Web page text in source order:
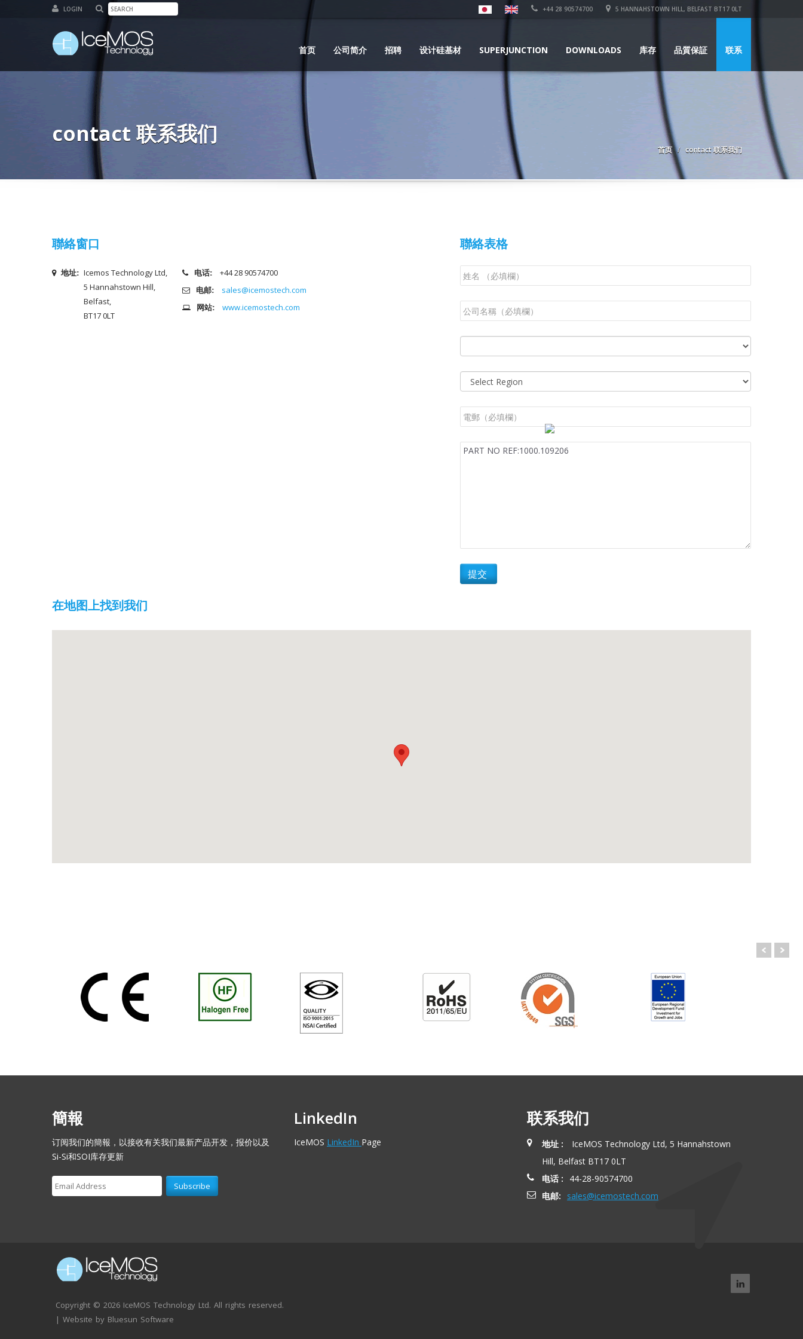
LOGIN +44 28 90574700 5 HANNAHSTOWN HILL, BELFAST BT17 0LT
首页 公司简介 招聘 设计硅基材 SUPERJUNCTION DOWNLOADS 库存 品質保証 联系
contact 联系我们
首页 contact 联系我们
聯絡窗口
地址: Icemos Technology Ltd,
5 Hannahstown Hill,
Belfast,
BT17 0LT
电话:
+44 28 90574700
电邮:
sales@icemostech.com
网站:
www.icemostech.com
聯絡表格
在地图上找到我们
簡報
订阅我们的簡報，以接收有关我们最新产品开发，报价以及
Si-Si和SOI库存更新
LinkedIn
IceMOS LinkedIn Page
联系我们
地址 :
IceMOS Technology Ltd, 5 Hannahstown
Hill, Belfast BT17 0LT
电话 :
44-28-90574700
电邮:
sales@icemostech.com
Copyright © 2026 IceMOS Technology Ltd. All rights reserved.
| Website by Bluesun Software